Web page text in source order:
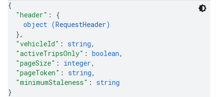
{
"header" : {
object (RequestHeader)
},
"vehicleId" : string,
"activeTripsOnly" : boolean,
"pageSize" : integer,
"pageToken" : string,
"minimumStaleness" : string
}